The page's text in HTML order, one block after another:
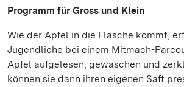
Programm für Gross und Klein
Wie der Apfel in die Flasche kommt,
Jugendliche bei einem Mitmach-
Äpfel aufgelesen, gewaschen und
können sie dann ihren eigenen Saft